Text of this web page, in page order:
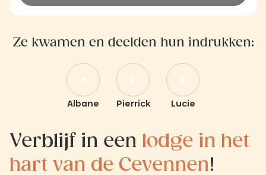
Ze kwamen en deelden hun indrukken:
Albane Pierrick Lucie
Verblijf in een lodge in het
hart van de Cevennen!